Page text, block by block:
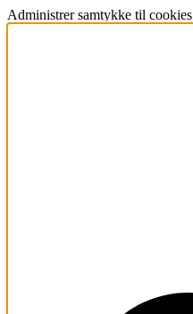
Administrer samtykke til cookies